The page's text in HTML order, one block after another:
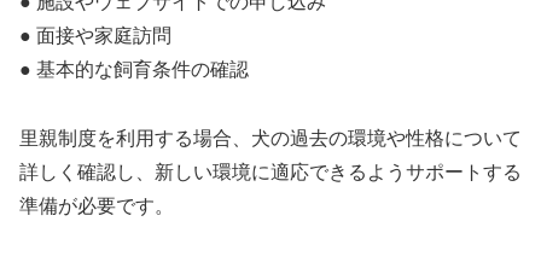
● 面接や家庭訪問
● 基本的な飼育条件の確認
里親制度を利用する場合、犬の過去の環境や性格について
詳しく確認し、新しい環境に適応できるようサポートする
準備が必要です。